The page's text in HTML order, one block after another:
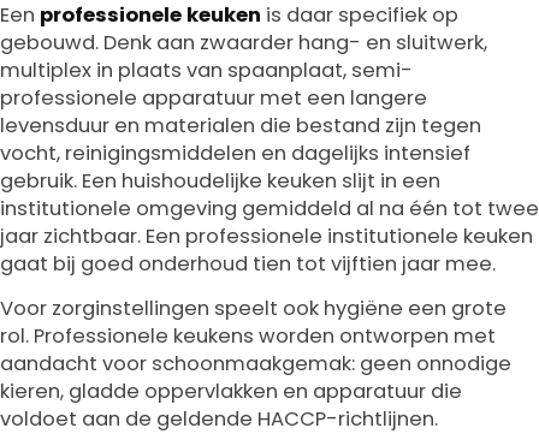
Een professionele keuken is daar specifiek op
gebouwd. Denk aan zwaarder hang- en sluitwerk,
multiplex in plaats van spaanplaat, semi-
professionele apparatuur met een langere
levensduur en materialen die bestand zijn tegen
vocht, reinigingsmiddelen en dagelijks intensief
gebruik. Een huishoudelijke keuken slijt in een
institutionele omgeving gemiddeld al na één tot twee
jaar zichtbaar. Een professionele institutionele keuken
gaat bij goed onderhoud tien tot vijftien jaar mee.
Voor zorginstellingen speelt ook hygiëne een grote
rol. Professionele keukens worden ontworpen met
aandacht voor schoonmaakgemak: geen onnodige
kieren, gladde oppervlakken en apparatuur die
voldoet aan de geldende HACCP-richtlijnen.